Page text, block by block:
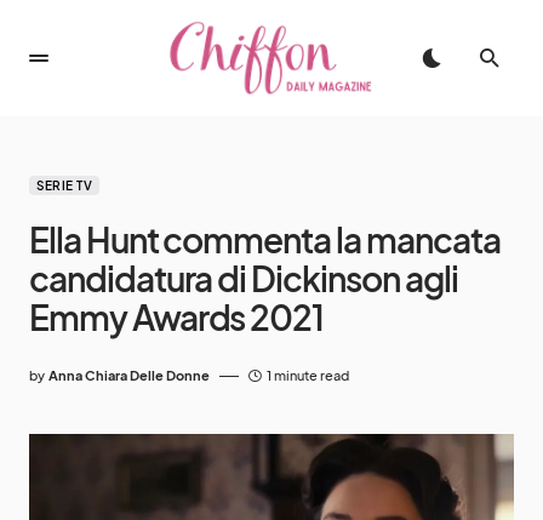
SERIE TV
Ella Hunt commenta la mancata
candidatura di Dickinson agli
Emmy Awards 2021
by Anna Chiara Delle Donne 1 minute read